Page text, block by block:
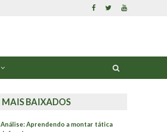
MAIS BAIXADOS
Análise: Aprendendo a montar tática